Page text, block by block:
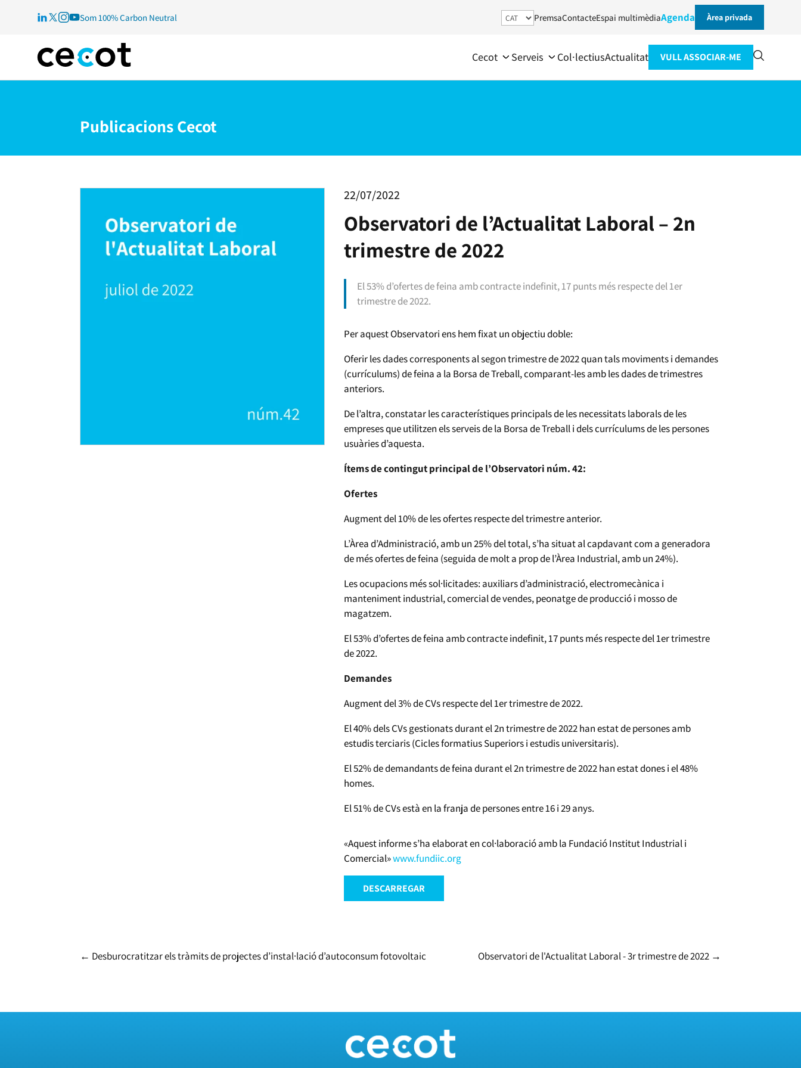
Som 100% Carbon Neutral PremsaContacteEspai multimèdiaAgenda Àrea privada
Cecot Serveis Col·lectiusActualitat VULL ASSOCIAR-ME
Publicacions Cecot
22/07/2022
Observatori de l’Actualitat Laboral – 2n
trimestre de 2022
El 53% d’ofertes de feina amb contracte indefinit, 17 punts més respecte del 1er
trimestre de 2022.
Per aquest Observatori ens hem fixat un objectiu doble:
Oferir les dades corresponents al segon trimestre de 2022 quan tals moviments i demandes
(currículums) de feina a la Borsa de Treball, comparant-les amb les dades de trimestres
anteriors.
De l’altra, constatar les característiques principals de les necessitats laborals de les
empreses que utilitzen els serveis de la Borsa de Treball i dels currículums de les persones
usuàries d’aquesta.
Ítems de contingut principal de l’Observatori núm. 42:
Ofertes
Augment del 10% de les ofertes respecte del trimestre anterior.
L’Àrea d’Administració, amb un 25% del total, s’ha situat al capdavant com a generadora
de més ofertes de feina (seguida de molt a prop de l’Àrea Industrial, amb un 24%).
Les ocupacions més sol·licitades: auxiliars d’administració, electromecànica i
manteniment industrial, comercial de vendes, peonatge de producció i mosso de
magatzem.
El 53% d’ofertes de feina amb contracte indefinit, 17 punts més respecte del 1er trimestre
de 2022.
Demandes
Augment del 3% de CVs respecte del 1er trimestre de 2022.
El 40% dels CVs gestionats durant el 2n trimestre de 2022 han estat de persones amb
estudis terciaris (Cicles formatius Superiors i estudis universitaris).
El 52% de demandants de feina durant el 2n trimestre de 2022 han estat dones i el 48%
homes.
El 51% de CVs està en la franja de persones entre 16 i 29 anys.
«Aquest informe s’ha elaborat en col·laboració amb la Fundació Institut Industrial i
Comercial»www.fundiic.org
DESCARREGAR
← Desburocratitzar els tràmits de projectes d’instal·lació d’autoconsum fotovoltaic Observatori de l'Actualitat Laboral - 3r trimestre de 2022→